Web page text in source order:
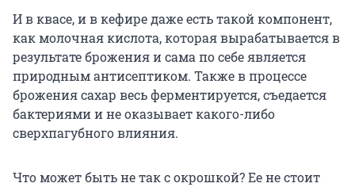
И в квасе, и в кефире даже есть такой компонент,
как молочная кислота, которая вырабатывается в
результате брожения и сама по себе является
природным антисептиком. Также в процессе
брожения сахар весь ферментируется, съедается
бактериями и не оказывает какого-либо
сверхпагубного влияния.
Что может быть не так с окрошкой? Ее не стоит